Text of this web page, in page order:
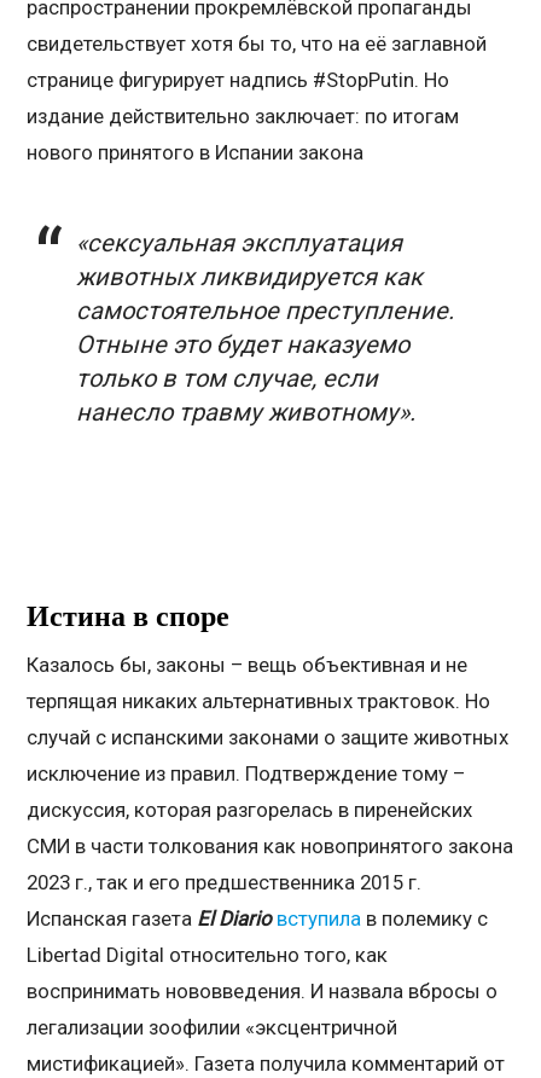
распространении прокремлёвской пропаганды
свидетельствует хотя бы то, что на её заглавной
странице фигурирует надпись #StopPutin. Но
издание действительно заключает: по итогам
нового принятого в Испании закона
«сексуальная эксплуатация
животных ликвидируется как
самостоятельное преступление.
Отныне это будет наказуемо
только в том случае, если
нанесло травму животному».
Истина в споре
Казалось бы, законы – вещь объективная и не
терпящая никаких альтернативных трактовок. Но
случай с испанскими законами о защите животных
исключение из правил. Подтверждение тому –
дискуссия, которая разгорелась в пиренейских
СМИ в части толкования как новопринятого закона
2023 г., так и его предшественника 2015 г.
Испанская газета El Diario вступила в полемику с
Libertad Digital относительно того, как
воспринимать нововведения. И назвала вбросы о
легализации зоофилии «эксцентричной
мистификацией». Газета получила комментарий от